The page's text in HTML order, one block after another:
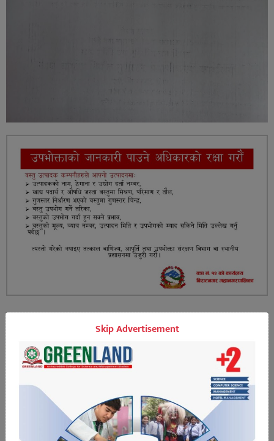
Skip Advertisement